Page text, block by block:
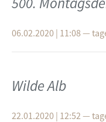
06.02.2020 | 11:08—
Wilde Alb
22.01.2020 | 12:52—